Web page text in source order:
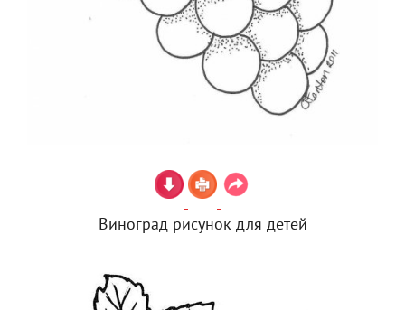
Виноград рисунок для детей